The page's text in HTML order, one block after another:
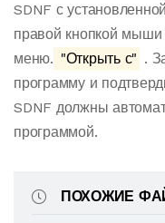
SDNF с
правой кнопкой
меню. "Открыть с" .
программу и
SDNF должны
программой.
ПОХОЖИЕ